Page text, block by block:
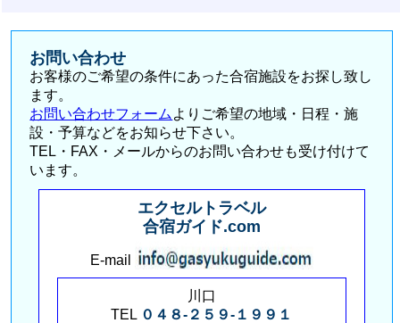
お問い合わせ
お客様のご希望の条件にあった合宿施設をお探し致し
ます。
お問い合わせフォーム よりご希望の地域・日程・施
設・予算などをお知らせ下さい。
TEL・FAX・メールからのお問い合わせも受け付けて
います。
エクセルトラベル
合宿ガイド.com
E-mail
川口
TEL ０４８-２５９-１９９１